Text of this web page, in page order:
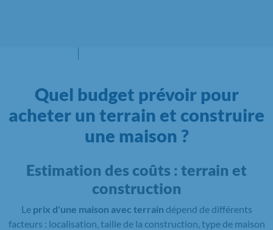
Quel budget prévoir pour
acheter un terrain et construire
une maison ?
Estimation des coûts : terrain et
construction
Le prix d'une maison avec terrain dépend de différents
facteurs : localisation, taille de la construction, type de maison